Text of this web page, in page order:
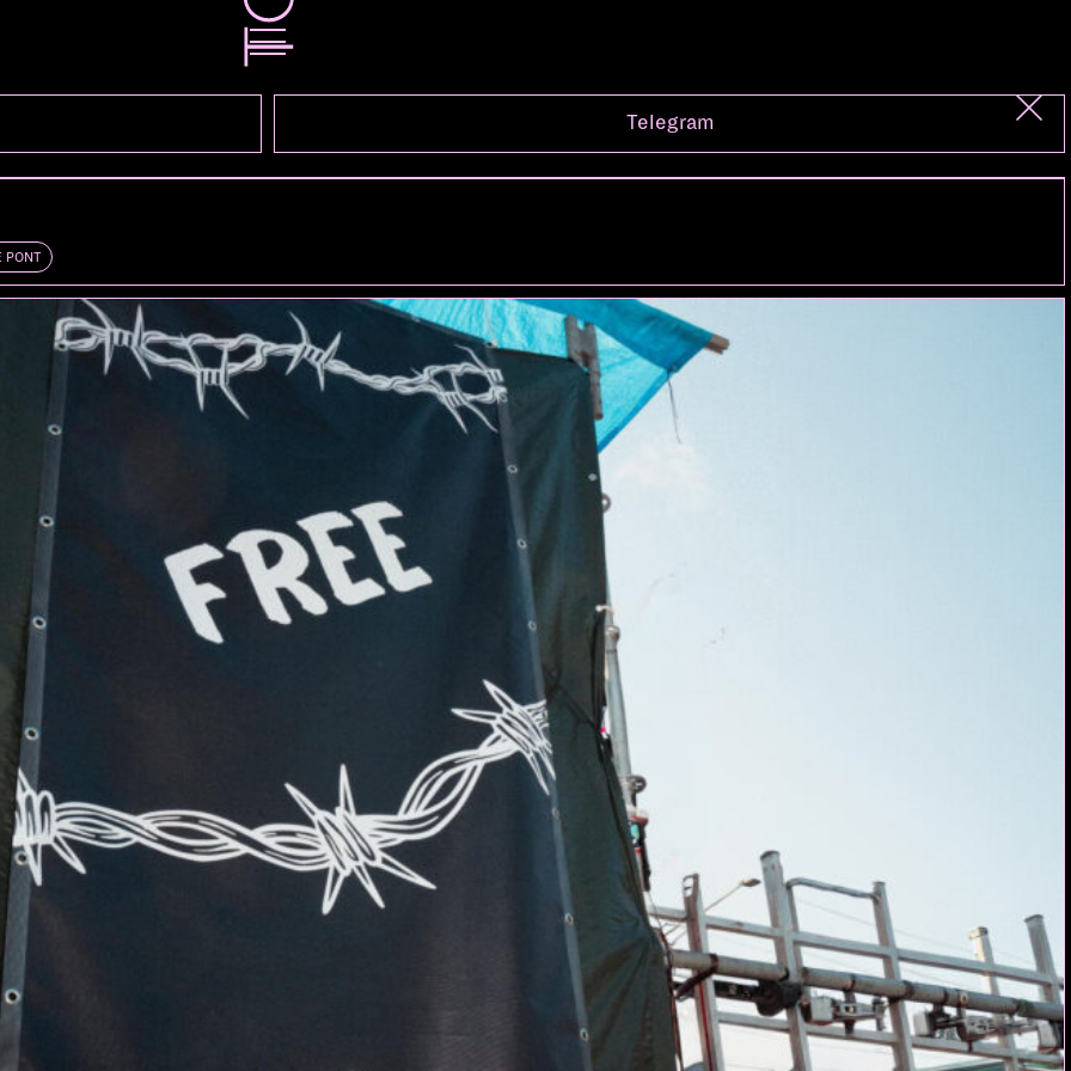
Projekt einiger Kumpels, führten erste Konzerte dazu, dass ernsthafter daran gearbeit wurde:
ihr solltet daran arbeiten», wurden so nicht stehengelassen. Die mitreissende Mixtur aus Ska, Ragga,
entstand aus den verschiedenen Vorlieben, die die acht Leute einbrachten. Eine weitere Zutat sind die
welchen die Kumpels als Transportmittel die Feierabendmusik, gemeint «gute Laune»-Musik benutzend,
’94 wurde in der Tat viel gearbeitet, wie Auftritte als Vorband der SKATALITES oder am
in Frankreich, Italien und Spanien bewiesen haben.
ist näher bei Barcelona als bei Paris»), ist Anlass genug, mit PEEPING TOM das neue Projekt von
sein können, hier als «Berne-Special» auf SPOOK AND THE GUAY treffen zu lassen.
Telegram
PONT